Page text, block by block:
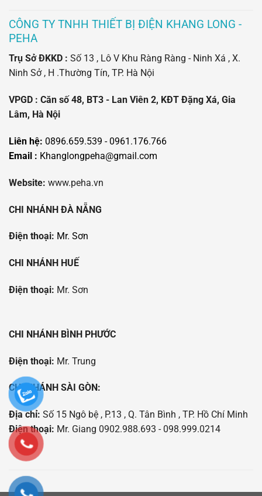
CÔNG TY TNHH THIẾT BỊ ĐIỆN KHANG LONG -
PEHA
Trụ Sở ĐKKD : Số 13 , Lô V Khu Ràng Ràng - Ninh Xá , X.
Ninh Sở , H .Thường Tín, TP. Hà Nội
VPGD : Căn số 48, BT3 - Lan Viên 2, KĐT Đặng Xá, Gia
Lâm, Hà Nội
Liên hệ: 0896.659.539 - 0961.176.766
Email : Khanglongpeha@gmail.com
Website: www.peha.vn
CHI NHÁNH ĐÀ NẴNG
Điện thoại: Mr. Sơn
CHI NHÁNH HUẾ
Điện thoại: Mr. Sơn
CHI NHÁNH BÌNH PHƯỚC
Điện thoại: Mr. Trung
CHI NHÁNH SÀI GÒN:
Địa chỉ: Số 15 Ngô bệ , P.13 , Q. Tân Bình , TP. Hồ Chí Minh
Điện thoại: Mr. Giang 0902.988.693 - 098.999.0214